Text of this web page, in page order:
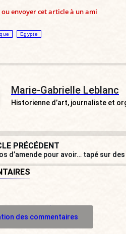
envoyer cet article à un ami
Egypte
Marie-Gabrielle Leblanc
Historienne d’art, journaliste et
PRÉCÉDENT
d’amende pour avoir… tapé sur
commentaire
des commentaires